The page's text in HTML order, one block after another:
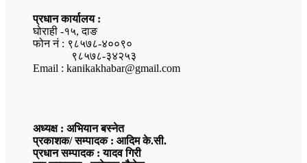
प्रधान कार्यालय :
घोराही -१५, दाङ
फोन नं : ९८५७८-४००९०
९८५७८-३४२५३
Email : kanikakhabar@gmail.com
अध्यक्ष : अभियान बस्नेत
प्रकाशक/ सम्पादक : आदिम के.सी.
प्रधान सम्पादक : यादव गिरी